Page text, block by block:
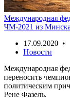
Международная
ЧМ-2021 из Минска
17.09.2020 •
Новости
Международная
переносить
политическим
Рене Фазель.